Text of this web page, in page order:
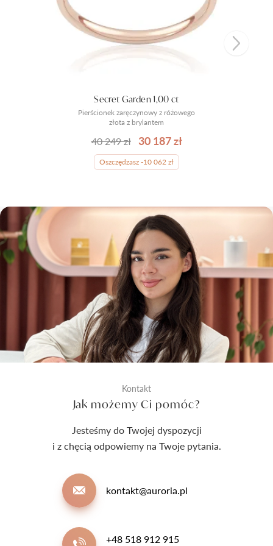
Pierścionek zaręczynowy z różowego
złota z brylantem
Secret Garden 1,00 ct
40 249 zł 30 187 zł
Oszczędzasz -10 062 zł
Kontakt
Jak możemy Ci pomóc?
Jesteśmy do Twojej dyspozycji
i z chęcią odpowiemy na Twoje pytania.
kontakt@auroria.pl
+48 518 912 915